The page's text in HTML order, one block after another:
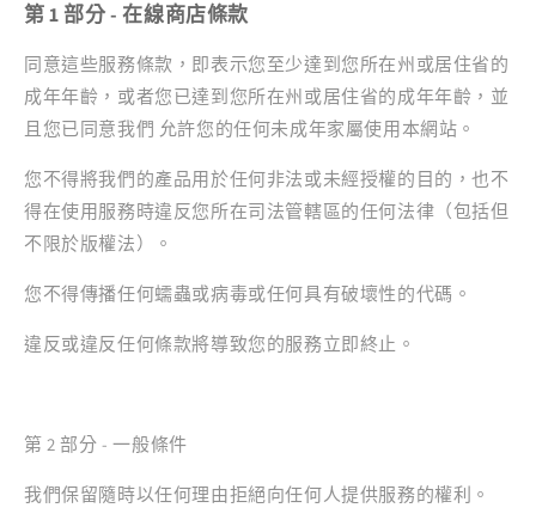
第 1 部分 - 在線商店條款
同意這些服務條款，即表示您至少達到您所在州或居住省的
成年年齡，或者您已達到您所在州或居住省的成年年齡，並
且您已同意我們 允許您的任何未成年家屬使用本網站。
您不得將我們的產品用於任何非法或未經授權的目的，也不
得在使用服務時違反您所在司法管轄區的任何法律（包括但
不限於版權法）。
您不得傳播任何蠕蟲或病毒或任何具有破壞性的代碼。
違反或違反任何條款將導致您的服務立即終止。
第 2 部分 - 一般條件
我們保留隨時以任何理由拒絕向任何人提供服務的權利。